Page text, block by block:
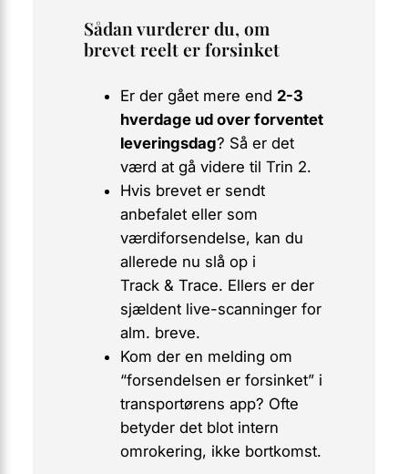
Sådan vurderer du, om
brevet reelt er forsinket
Er der gået mere end 2-3
hverdage ud over forventet
leveringsdag? Så er det
værd at gå videre til Trin 2.
Hvis brevet er sendt
anbefaleteller som
værdiforsendelse, kan du
allerede nu slå op i
Track & Trace. Ellers er der
sjældent live-scanninger for
alm. breve.
Kom der en melding om
“forsendelsen er forsinket” i
transportørens app? Ofte
betyder det blot intern
omrokering, ikke bortkomst.